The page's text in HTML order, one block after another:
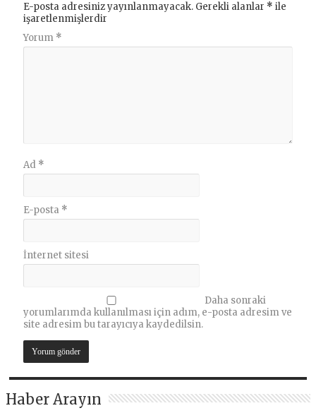
E-posta adresiniz yayınlanmayacak. Gerekli alanlar * ile
işaretlenmişlerdir
Yorum *
Ad *
E-posta *
İnternet sitesi
Daha sonraki
yorumlarımda kullanılması için adım, e-posta adresim ve
site adresim bu tarayıcıya kaydedilsin.
Haber Arayın